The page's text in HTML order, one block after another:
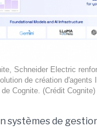
Schneider Electric
de création d'agents
de Cognite. (Crédit Cognite)
systèmes de